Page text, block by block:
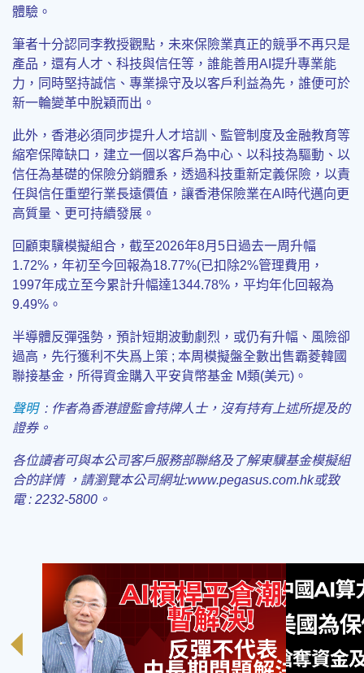
體驗。
筆者十分認同李教授觀點，未來保險業真正的競爭不再只是
產品，還有人才、科技與信任等，誰能善用AI提升專業能
力，同時堅持誠信、專業操守及以客戶利益為先，誰便可於
新一輪變革中脫穎而出。
此外，香港必須同步提升人才培訓、監管制度及金融教育等
縮窄保障缺口，建立一個以客戶為中心、以科技為驅動、以
信任為基礎的保險分銷體系，透過科技重新定義保險，以責
任與信任重塑行業長遠價值，讓香港保險業在AI時代邁向更
高質量、更可持續發展。
回顧東驥模擬組合，截至2026年8月5日過去一周升幅
1.72%，年初至今回報為18.77%(已扣除2%管理費用，
1997年成立至今累計升幅達1344.78%，平均年化回報為
9.49%。
半導體反彈强勢，預計短期波動劇烈，或仍有升幅、風險卻
過高，先行獲利不失爲上策 ; 本周模擬盤全數出售霸菱韓國
聯接基金，所得資金購入平安貨幣基金 M類(美元)。
聲明 : 作者為香港證監會持牌人士，沒有持有上述所提及的
證券。
各位讀者可與本公司客戶服務部聯絡及了解東驥基金模擬組
合的詳情 ，請瀏覽本公司網址:www.pegasus.com.hk或致
電 : 2232-5800。